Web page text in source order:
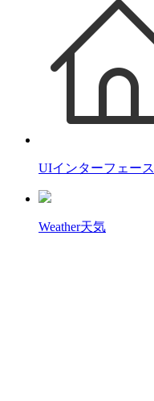
UIインターフェース
Weather天気